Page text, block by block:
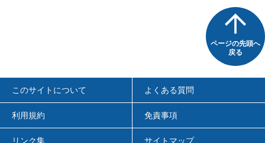
ページの先頭へ
戻る
このサイトについて よくある質問
利用規約 免責事項
リンク集 サイトマップ